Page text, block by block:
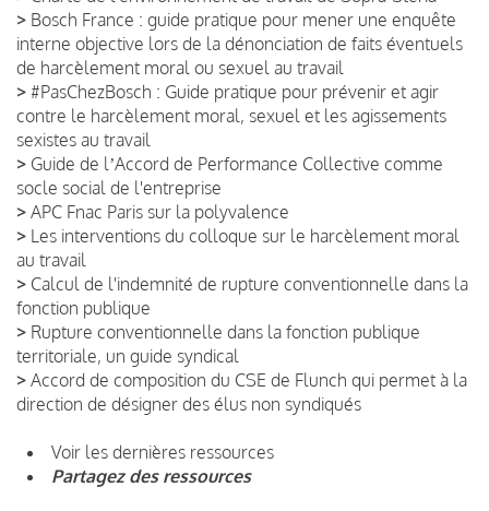
> Bosch France : guide pratique pour mener une enquête
interne objective lors de la dénonciation de faits éventuels
de harcèlement moral ou sexuel au travail
> #PasChezBosch : Guide pratique pour prévenir et agir
contre le harcèlement moral, sexuel et les agissements
sexistes au travail
> Guide de lʼAccord de Performance Collective comme
socle social de l'entreprise
> APC Fnac Paris sur la polyvalence
> Les interventions du colloque sur le harcèlement moral
au travail
> Calcul de l'indemnité de rupture conventionnelle dans la
fonction publique
> Rupture conventionnelle dans la fonction publique
territoriale, un guide syndical
> Accord de composition du CSE de Flunch qui permet à la
direction de désigner des élus non syndiqués
Voir les dernières ressources
Partagez des ressources